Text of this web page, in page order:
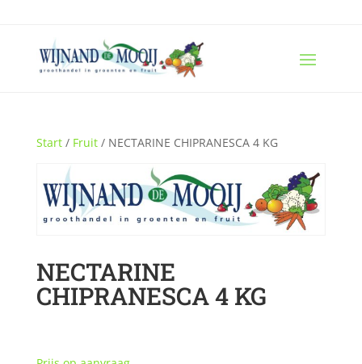
Start/ Fruit/ NECTARINE CHIPRANESCA 4 KG
NECTARINE
CHIPRANESCA 4 KG